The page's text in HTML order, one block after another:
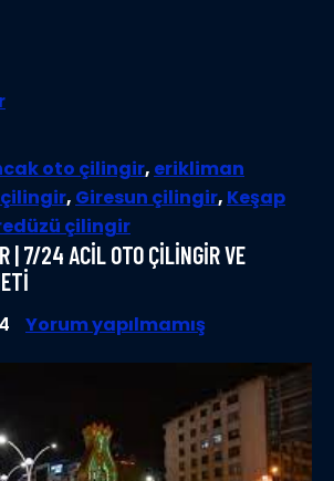
oto çilingir, erikliman
, Giresun çilingir, Keşap
çilingir
| 7/24 ACIL OTO ÇILINGIR VE
Yorum yapılmamış